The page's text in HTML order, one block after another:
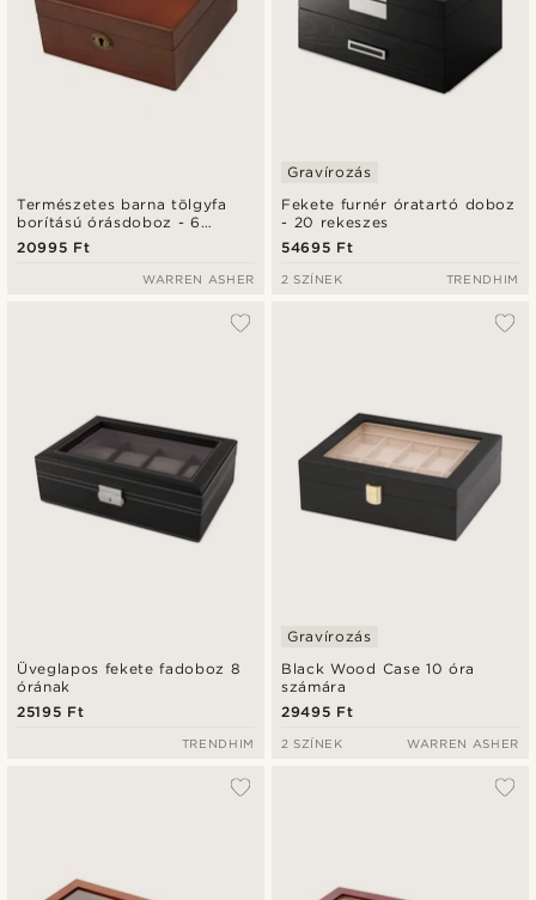
Természetes barna tölgyfa
borítású órásdoboz - 6
órának
20995 Ft
WARREN ASHER
Fekete furnér óratartó doboz
- 20 rekeszes
Gravírozás
54695 Ft
2 SZÍNEK TRENDHIM
Üveglapos fekete fadoboz 8
órának
25195 Ft
TRENDHIM
Black Wood Case 10 óra
számára
Gravírozás
29495 Ft
2 SZÍNEK WARREN ASHER